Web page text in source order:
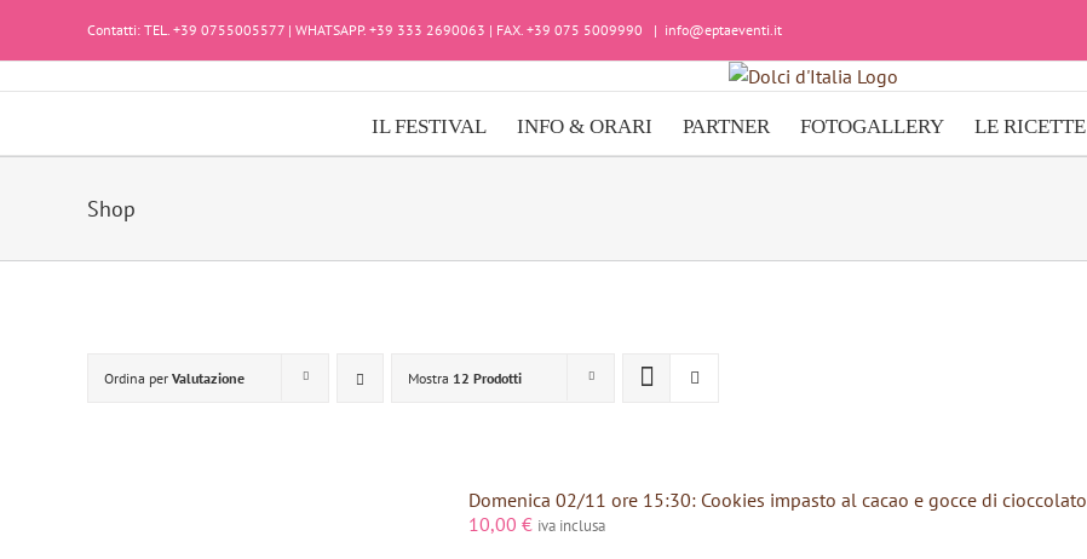
Contatti: TEL. +39 0755005577 | WHATSAPP. +39 333 2690063 | FAX. +39 075 5009990 | info@eptaeventi.it
IL FESTIVAL INFO & ORARI PARTNER FOTOGALLERY LE RICETTE
Shop
Ordina per Valutazione Mostra 12 Prodotti
Domenica 02/11 ore 15:30: Cookies impasto al cacao e gocce di cioccolato
10,00 € iva inclusa